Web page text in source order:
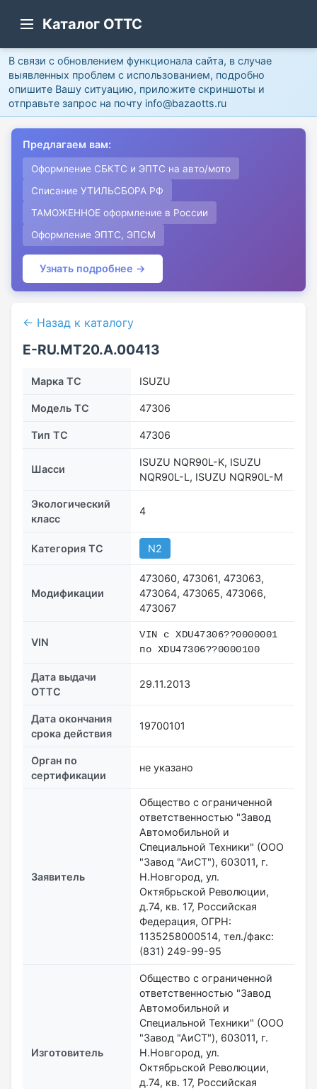
Каталог ОТТС
В связи с обновлением функционала сайта, в случае
выявленных проблем с использованием, подробно
опишите Вашу ситуацию, приложите скриншоты и
отправьте запрос на почту info@bazaotts.ru
Предлагаем вам:
Оформление СБКТС и ЭПТС на авто/мото
Списание УТИЛЬСБОРА РФ
ТАМОЖЕННОЕ оформление в России
Оформление ЭПТС, ЭПСМ
Узнать подробнее →
← Назад к каталогу
E-RU.МТ20.А.00413
Марка ТС ISUZU
Модель ТС 47306
Тип ТС 47306
Шасси
ISUZU NQR90L-K, ISUZU
NQR90L-L, ISUZU NQR90L-M
Экологический
класс
4
Категория ТС N2
Модификации
473060, 473061, 473063,
473064, 473065, 473066,
473067
VIN
VIN с ХDU47306??0000001
по ХDU47306??0000100
Дата выдачи
ОТТС
29.11.2013
Дата окончания
срока действия
19700101
Орган по
сертификации
не указано
Заявитель
Общество с ограниченной
ответственностью "Завод
Автомобильной и
Специальной Техники" (ООО
"Завод "АиСТ"), 603011, г.
Н.Новгород, ул.
Октябрьской Революции,
д.74, кв. 17, Российская
Федерация, ОГРН:
1135258000514, тел./факс:
(831) 249-99-95
Изготовитель
Общество с ограниченной
ответственностью "Завод
Автомобильной и
Специальной Техники" (ООО
"Завод "АиСТ"), 603011, г.
Н.Новгород, ул.
Октябрьской Революции,
д.74, кв. 17, Российская